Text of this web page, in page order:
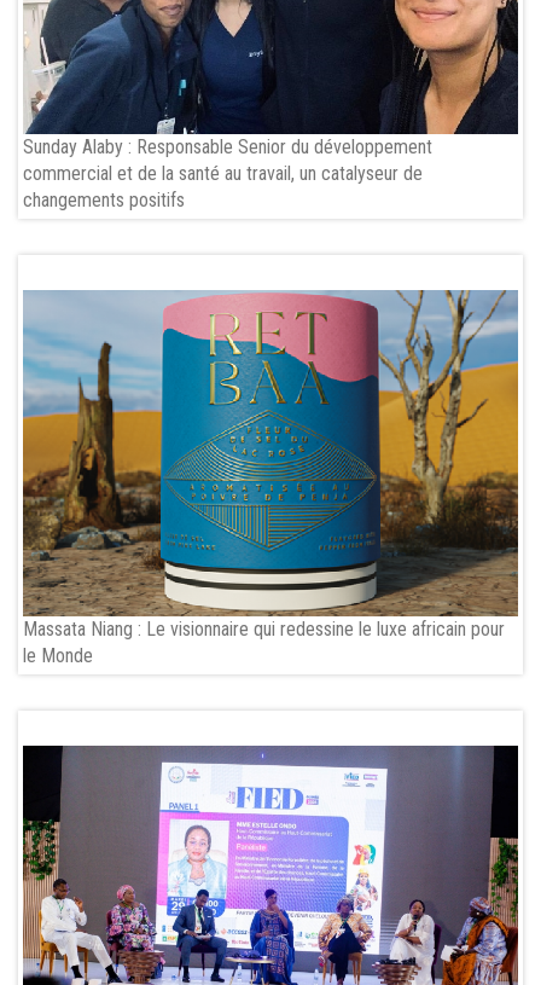
Sunday Alaby : Responsable Senior du développement
commercial et de la santé au travail, un catalyseur de
changements positifs
Massata Niang : Le visionnaire qui redessine le luxe africain pour
le Monde